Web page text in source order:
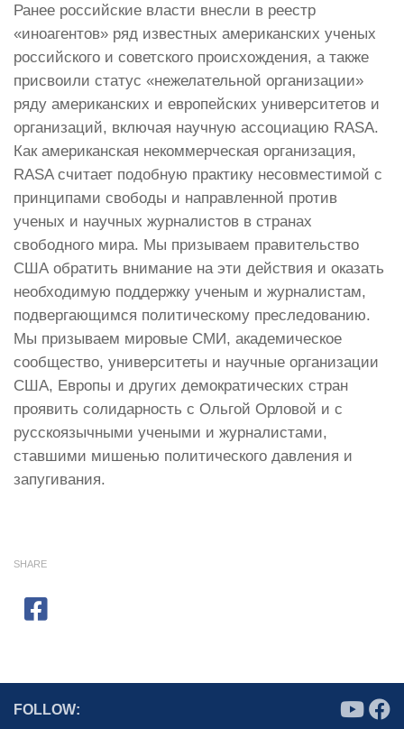
Ранее российские власти внесли в реестр
«иноагентов» ряд известных американских ученых
российского и советского происхождения, а также
присвоили статус «нежелательной организации»
ряду американских и европейских университетов и
организаций, включая научную ассоциацию RASA.
Как американская некоммерческая организация,
RASA считает подобную практику несовместимой с
принципами свободы и направленной против
ученых и научных журналистов в странах
свободного мира. Мы призываем правительство
США обратить внимание на эти действия и оказать
необходимую поддержку ученым и журналистам,
подвергающимся политическому преследованию.
Мы призываем мировые СМИ, академическое
сообщество, университеты и научные организации
США, Европы и других демократических стран
проявить солидарность с Ольгой Орловой и с
русскоязычными учеными и журналистами,
ставшими мишенью политического давления и
запугивания.
SHARE
FOLLOW: